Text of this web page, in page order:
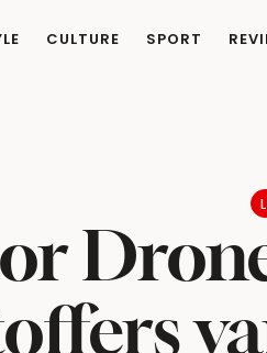
CULTURE SPORT